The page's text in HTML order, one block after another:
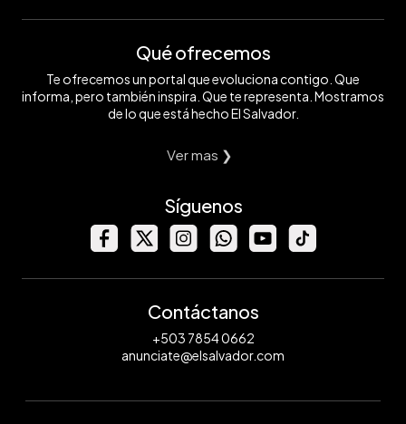
Qué ofrecemos
Te ofrecemos un portal que evoluciona contigo. Que
informa, pero también inspira. Que te representa. Mostramos
de lo que está hecho El Salvador.
Ver mas ❯
Síguenos
Contáctanos
+503 7854 0662
anunciate@elsalvador.com